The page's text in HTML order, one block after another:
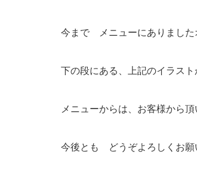
今まで メニューにありました
下の段にある、上記のイラスト
メニューからは、お客様から
今後とも どうぞよろしくお願